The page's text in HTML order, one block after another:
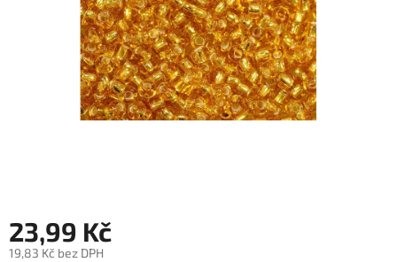
23,99 Kč
19,83 Kč bez DPH